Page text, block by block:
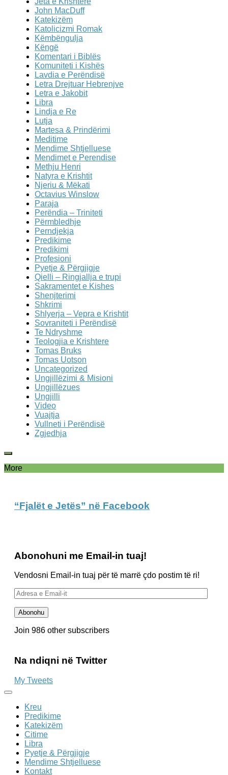
John MacDuff
Katekizëm
Katolicizmi Romak
Këmbëngulja
Këngë
Komentari i Biblës
Komuniteti i Kishës
Lavdia e Perëndisë
Letra Drejtuar Hebrenjve
Letra e Jakobit
Libra
Lindja e Re
Lutja
Martesa & Prindërimi
Meditime
Mendime Shtjelluese
Mendimet e Perendise
Methju Henri
Natyra e Krishtit
Njeriu & Mëkati
Octavius Winslow
Paraja
Perëndia – Triniteti
Përmbledhje
Perndjekja
Predikime
Predikimi
Profesioni
Pyetje & Përgjigje
Qielli – Ringjallja e trupi
Sakramentet e Kishes
Shenjterimi
Shkrimi
Shlyerja – Vepra e Krishtit
Sovraniteti i Perëndisë
Te Ndryshme
Teologjia e Krishtere
Tomas Bruks
Tomas Uotson
Uncategorized
Ungjillëzimi & Misioni
Ungjillëzues
Ungjilli
Video
Vuajtja
Vullneti i Perëndisë
Zgjedhja
More
“Fjalët e Jetës” në Facebook
Abonohuni me Email-in tuaj!
Vendosni Email-in tuaj për të marrë çdo postim të ri!
Adresa
e
Email-
it
Abonohu
Join 986 other subscribers
Na ndiqni në Twitter
My Tweets
Kreu
Predikime
Katekizëm
Citime
Libra
Pyetje & Përgjigje
Mendime Shtjelluese
Kontakt